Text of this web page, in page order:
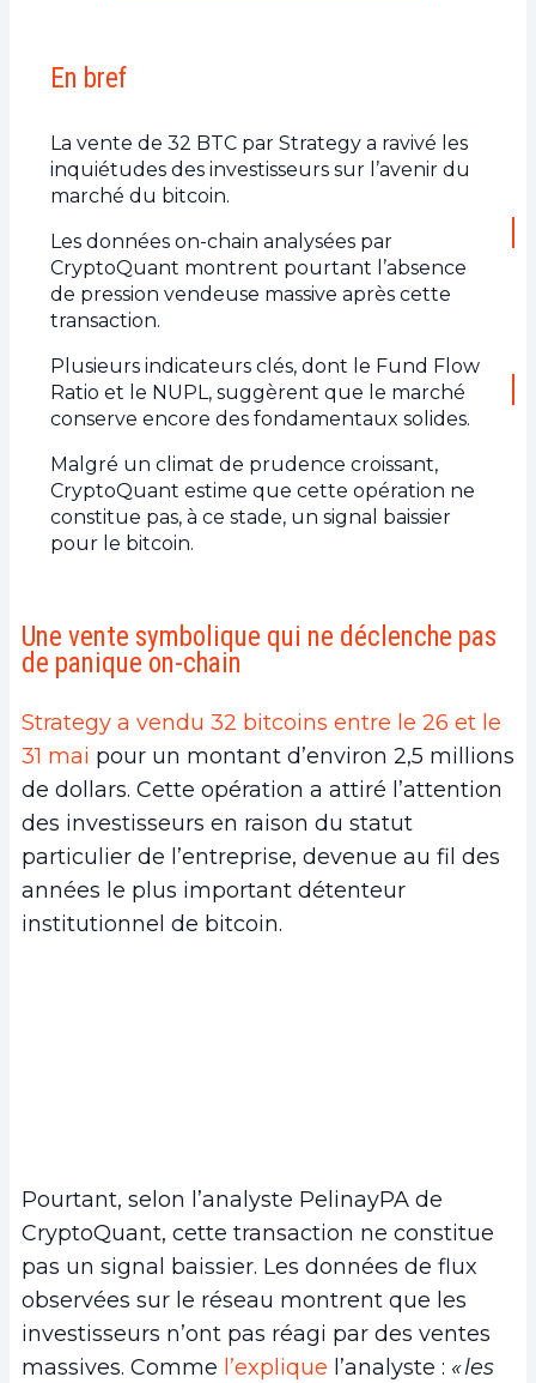
En bref
La vente de 32 BTC par Strategy a ravivé les
inquiétudes des investisseurs sur l’avenir du
marché du bitcoin.
Les données on-chain analysées par
CryptoQuant montrent pourtant l’absence
de pression vendeuse massive après cette
transaction.
Plusieurs indicateurs clés, dont le Fund Flow
Ratio et le NUPL, suggèrent que le marché
conserve encore des fondamentaux solides.
Malgré un climat de prudence croissant,
CryptoQuant estime que cette opération ne
constitue pas, à ce stade, un signal baissier
pour le bitcoin.
Une vente symbolique qui ne déclenche pas
de panique on-chain
Strategy a vendu 32 bitcoins entre le 26 et le
31 mai pour un montant d’environ 2,5 millions
de dollars. Cette opération a attiré l’attention
des investisseurs en raison du statut
particulier de l’entreprise, devenue au fil des
années le plus important détenteur
institutionnel de bitcoin.
Pourtant, selon l’analyste PelinayPA de
CryptoQuant, cette transaction ne constitue
pas un signal baissier. Les données de flux
observées sur le réseau montrent que les
investisseurs n’ont pas réagi par des ventes
massives. Comme l’explique l’analyste : « les